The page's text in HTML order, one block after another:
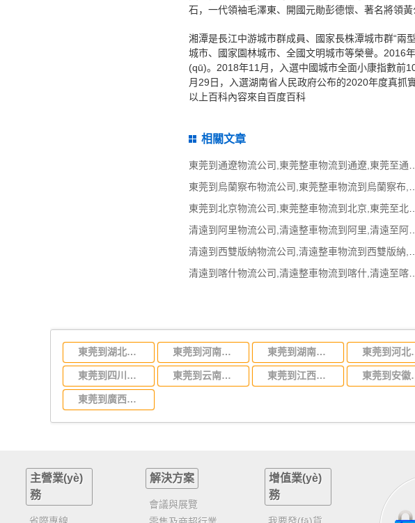
石，一代領袖毛澤東、開國元勛彭德懷、著名將領
湘潭是長江中游城市群成員、國家長株潭城市群“兩
城市、國家園林城市、全國文明城市等榮譽。2016
(qū)。2018年11月，入選中國城市全面小康指數前
月29日，入選湖南省人民政府公布的2020年度真抓
以上百科內容來自百度百科
相關文章
東莞到湖北省物流專線,東莞到湖北省物流公司 東莞到河南省物流專線,東莞到河南省物流公司 東莞到湖南省物流專線,東莞到湖南省物流公司 東莞到河北
東莞到四川省物流專線,東莞到四川省物流公司 東莞到云南省物流運輸,東莞到云南省物流公司 東莞到江西省物流專線,東莞到江西省物流公司 東莞到安徽
東莞到廣西物流專線,東莞到廣西物流公司
主營業(yè)
務
解決方案
會議與展覽
增值業(yè)
務